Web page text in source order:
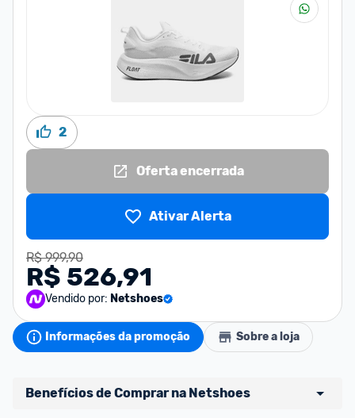
2
Oferta encerrada
Ativar Alerta
R$ 999,90
R$ 526,91
Vendido por: Netshoes
Informações da promoção Sobre a loja
Benefícios de Comprar na Netshoes